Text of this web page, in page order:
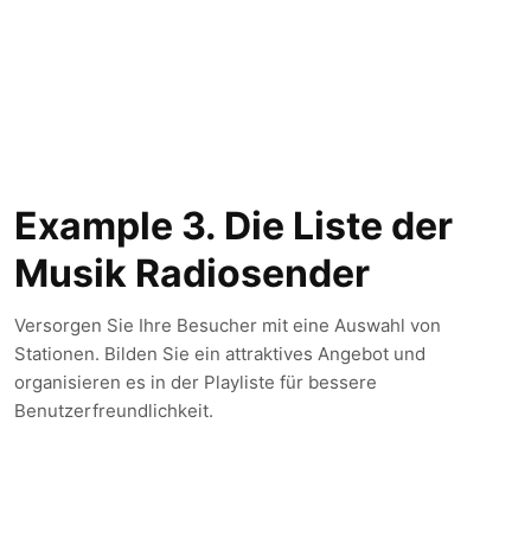
Example 3. Die Liste der
Musik Radiosender
Versorgen Sie Ihre Besucher mit eine Auswahl von
Stationen. Bilden Sie ein attraktives Angebot und
organisieren es in der Playliste für bessere
Benutzerfreundlichkeit.